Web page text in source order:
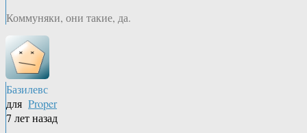
Коммуняки, они такие, да.
Базилевс
для Proper
7 лет назад